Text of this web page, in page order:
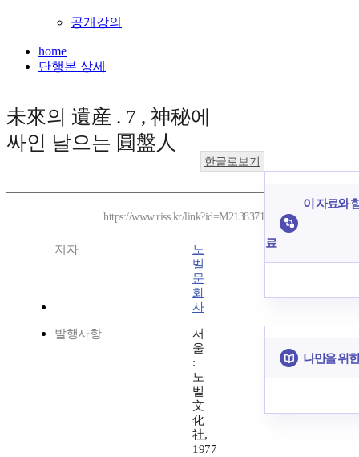
공개강의
home
단행본 상세
未來의 遺産 . 7 , 神秘에
싸인 날으는 圓盤人
한글로보기
https://www.riss.kr/link?id=M2138371
저자
노
벨
문
화
사
발행사항
서
울
:
노
벨
文
化
社,
1977
이 자료와
료
나만을 위